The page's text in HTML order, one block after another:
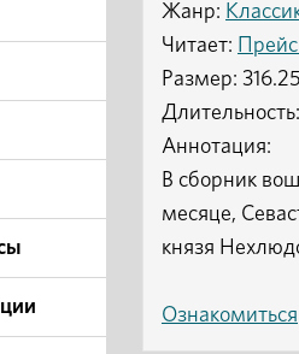
Жанр:
Читает:
Размер:
Аннотация:
В сборник
месяце,
князя
Ознакомиться